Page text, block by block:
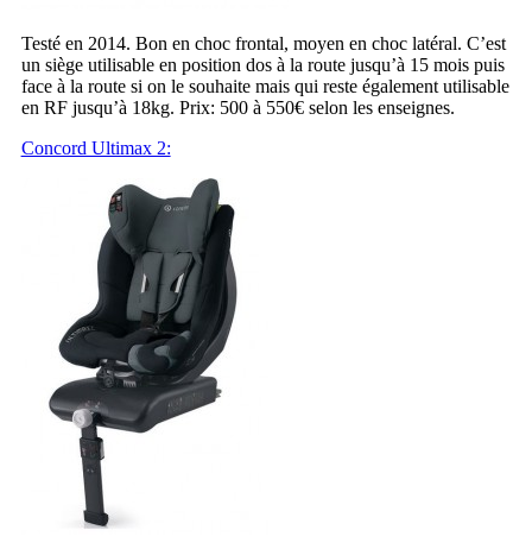
Testé en 2014. Bon en choc frontal, moyen en choc latéral. C’est
un siège utilisable en position dos à la route jusqu’à 15 mois puis
face à la route si on le souhaite mais qui reste également utilisable
en RF jusqu’à 18kg. Prix: 500 à 550€ selon les enseignes.
Concord Ultimax 2: